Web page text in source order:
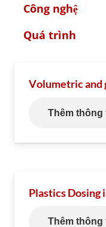
Công nghệ
Quá trình
Volumetric and
Thêm thông
Plastics
Thêm thông